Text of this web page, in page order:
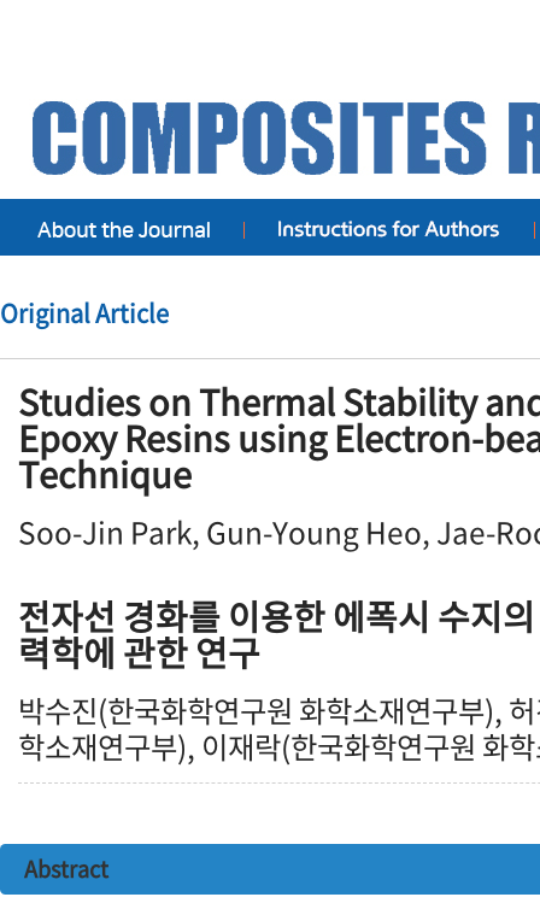
Original Article
Studies on Thermal Stability
Epoxy Resins using Electron-
Technique
Soo-Jin Park, Gun-Young Heo, Jae-
전자선 경화를 이용한 에폭시 수지
력학에 관한 연구
박수진(한국화학연구원 화학소재연구부),
학소재연구부), 이재락(한국화학연구원 화
Abstract